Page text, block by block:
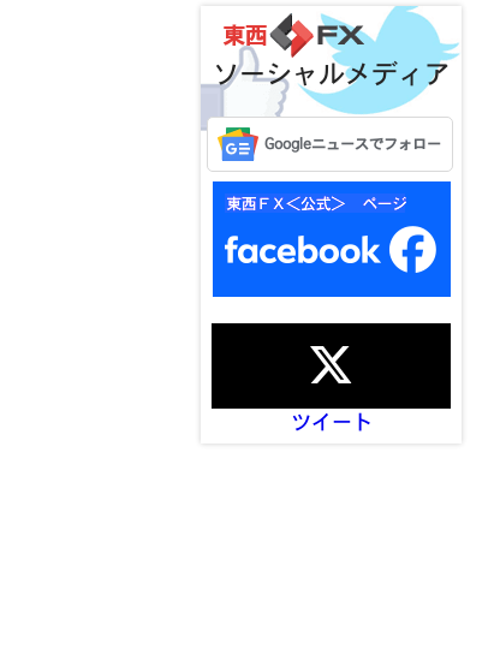
ソーシャルメディア
Googleニュースでフォロー
ツイート